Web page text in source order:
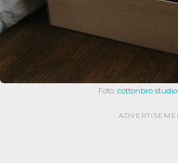
Foto: cottonbro studio